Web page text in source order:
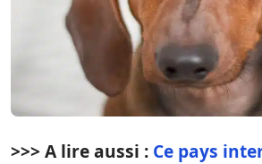
>>> A lire aussi : Ce pays